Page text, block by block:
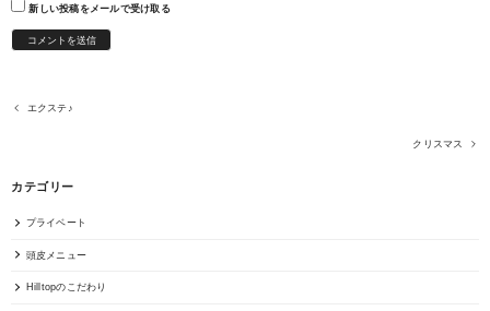
新しい投稿をメールで受け取る
エクステ♪
クリスマス
カテゴリー
プライベート
頭皮メニュー
Hilltopのこだわり